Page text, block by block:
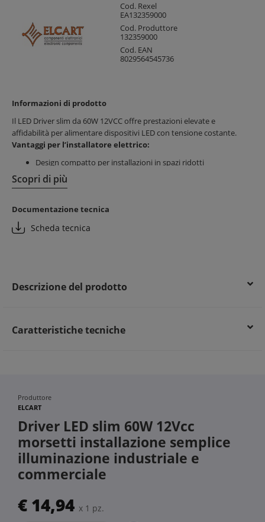
Cod. Rexel
EA132359000
Cod. Produttore
132359000
Cod. EAN
8029564545736
Informazioni di prodotto
Il LED Driver slim da 60W 12VCC offre prestazioni elevate e
affidabilità per alimentare dispositivi LED con tensione costante.
Vantaggi per l’installatore elettrico:
Design compatto per installazioni in spazi ridotti
Sistema Safe-Connection con morsetti a vite per un
cablaggio semplice e sicuro
riducendo i tempi di manutenzione
Vantaggi per il cliente finale:
protezione termica
Scopri di più
Documentazione tecnica
Scheda tecnica
Descrizione del prodotto
Caratteristiche tecniche
Produttore
ELCART
Driver LED slim 60W 12Vcc
morsetti installazione semplice
illuminazione industriale e
commerciale
€ 14,94 x 1 pz.